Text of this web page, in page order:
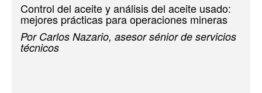
Control del aceite y análisis del aceite usado:
mejores prácticas para operaciones mineras
Por Carlos Nazario, asesor sénior de servicios
técnicos